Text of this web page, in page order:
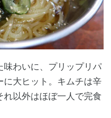
味わいに、プリップリパ
に大ヒット。キムチは辛
以外はほぼ一人で完食